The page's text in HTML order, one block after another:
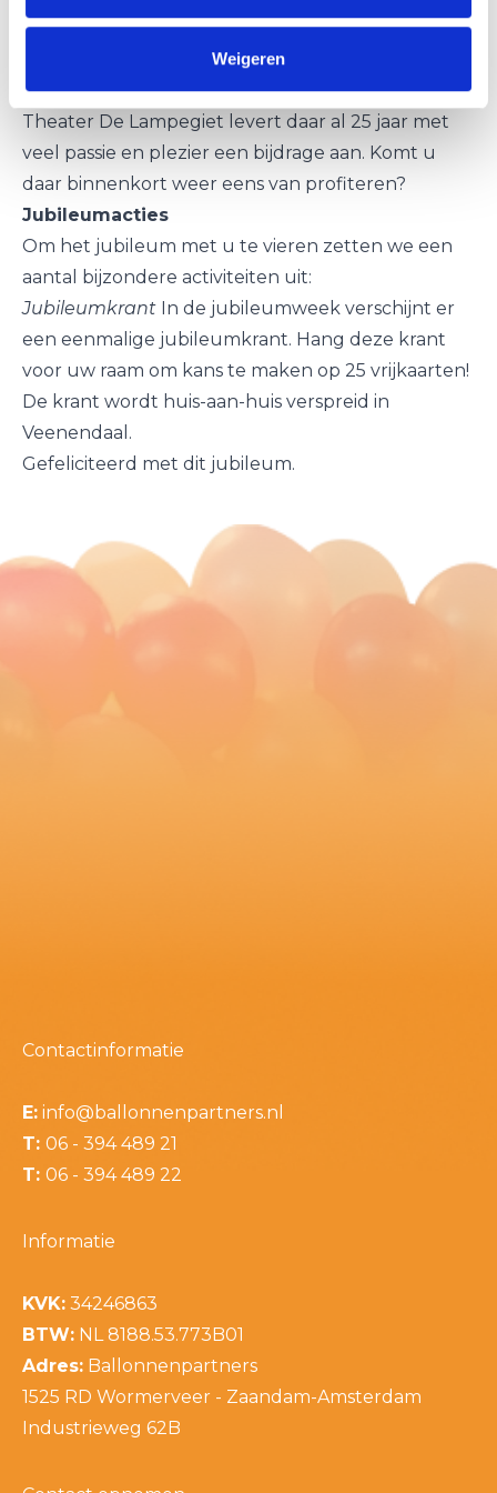
Weigeren
Theater De Lampegiet dynamiek aan het dorp
toevoegt. Voor een dorp met stadse ambities is een
rijk cultureel klimaat noodzakelijk. Het team van
Theater De Lampegiet levert daar al 25 jaar met
veel passie en plezier een bijdrage aan. Komt u
daar binnenkort weer eens van profiteren?
Jubileumacties
Om het jubileum met u te vieren zetten we een
aantal bijzondere activiteiten uit:
Jubileumkrant In de jubileumweek verschijnt er
een eenmalige jubileumkrant. Hang deze krant
voor uw raam om kans te maken op 25 vrijkaarten!
De krant wordt huis-aan-huis verspreid in
Veenendaal.
Gefeliciteerd met dit jubileum.
Contactinformatie
E: info@ballonnenpartners.nl
T: 06 - 394 489 21
T: 06 - 394 489 22
Informatie
KVK: 34246863
BTW: NL 8188.53.773B01
Adres: Ballonnenpartners
1525 RD Wormerveer - Zaandam-Amsterdam
Industrieweg 62B